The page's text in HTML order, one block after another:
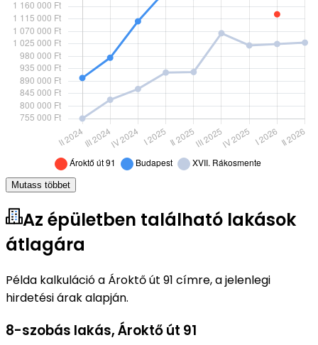
Mutass többet
Az épületben található lakások
átlagára
Példa kalkuláció a Ároktő út 91 címre, a jelenlegi
hirdetési árak alapján.
8-szobás lakás,Ároktő út 91